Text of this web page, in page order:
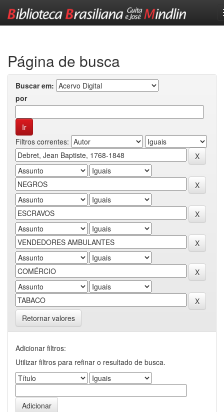
Página de busca
Buscar em:
por
Filtros correntes:
Retornar valores
Adicionar filtros:
Utilizar filtros para refinar o resultado de busca.